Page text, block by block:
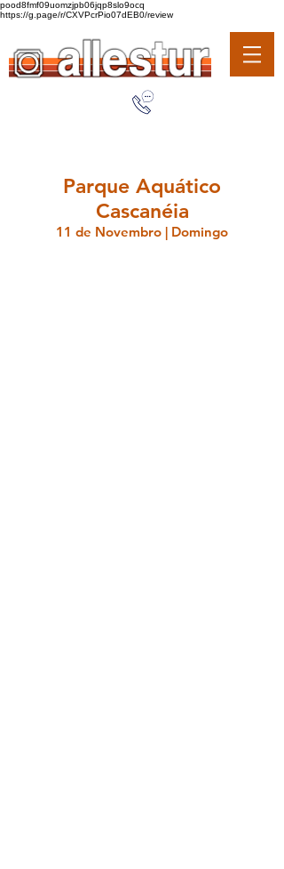
pood8fmf09uomzjpb06jqp8slo9ocq
https://g.page/r/CXVPcrPio07dEB0/review
Parque Aquático
Cascanéia
11 de Novembro | Domingo